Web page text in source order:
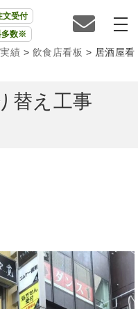
文受付
多数※
績 > 飲食店看板 > 居酒屋看
替え工事